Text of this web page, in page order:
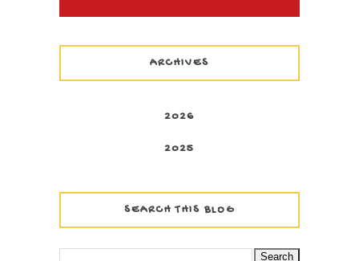
ARCHIVES
2026
2025
SEARCH THIS BLOG